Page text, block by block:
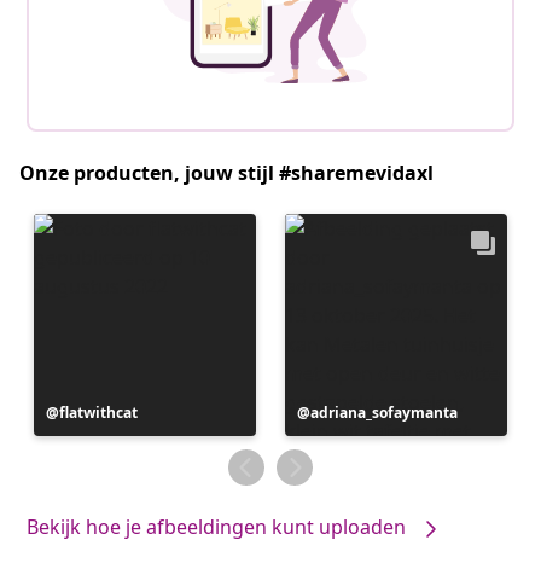
Onze producten, jouw stijl #sharemevidaxl
Bericht
gepubliceerd
flatwithcat
Bericht
gepubliceerd
door
adriana_sofaymanta
Bekijk hoe je afbeeldingen kunt uploaden